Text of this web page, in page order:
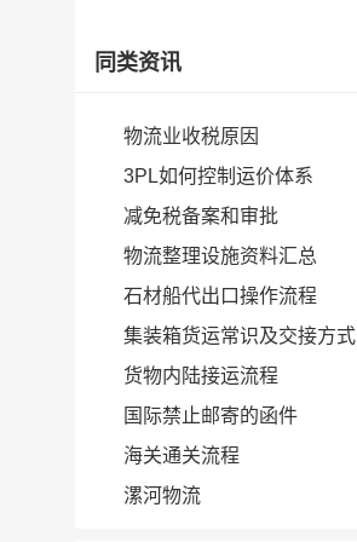
同类资讯
物流业收税原因
3PL如何控制运价体系
减免税备案和审批
物流整理设施资料汇总
石材船代出口操作流程
集装箱货运常识及交接方式
货物内陆接运流程
国际禁止邮寄的函件
海关通关流程
漯河物流